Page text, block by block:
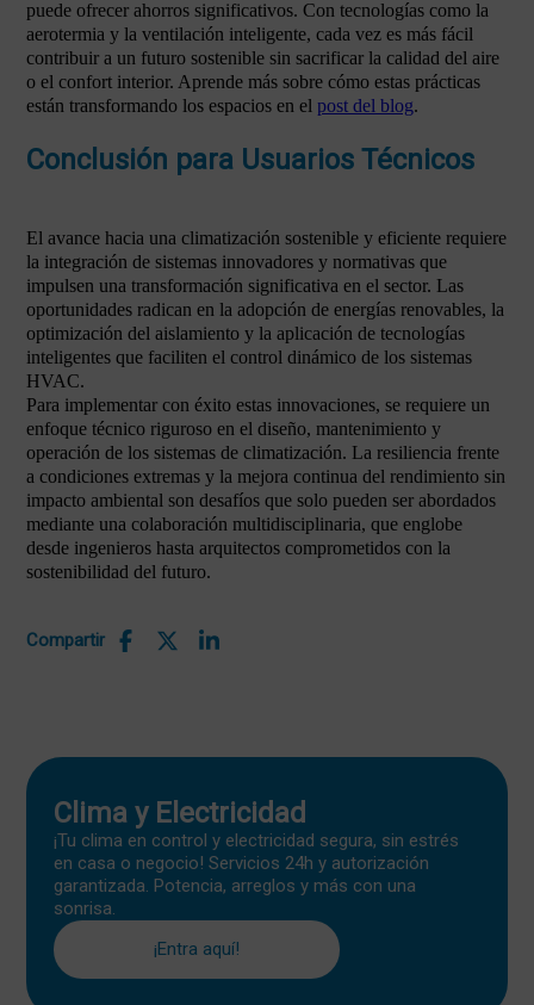
puede ofrecer ahorros significativos. Con tecnologías como la
aerotermia y la ventilación inteligente, cada vez es más fácil
contribuir a un futuro sostenible sin sacrificar la calidad del aire
o el confort interior. Aprende más sobre cómo estas prácticas
están transformando los espacios en el post del blog.
Conclusión para Usuarios Técnicos
El avance hacia una climatización sostenible y eficiente requiere
la integración de sistemas innovadores y normativas que
impulsen una transformación significativa en el sector. Las
oportunidades radican en la adopción de energías renovables, la
optimización del aislamiento y la aplicación de tecnologías
inteligentes que faciliten el control dinámico de los sistemas
HVAC.
Para implementar con éxito estas innovaciones, se requiere un
enfoque técnico riguroso en el diseño, mantenimiento y
operación de los sistemas de climatización. La resiliencia frente
a condiciones extremas y la mejora continua del rendimiento sin
impacto ambiental son desafíos que solo pueden ser abordados
mediante una colaboración multidisciplinaria, que englobe
desde ingenieros hasta arquitectos comprometidos con la
sostenibilidad del futuro.
Compartir
Clima y Electricidad
¡Tu clima en control y electricidad segura, sin estrés
en casa o negocio! Servicios 24h y autorización
garantizada. Potencia, arreglos y más con una
sonrisa.
¡Entra aquí!